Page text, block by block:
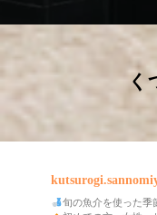
く
旬の魚介を使った季